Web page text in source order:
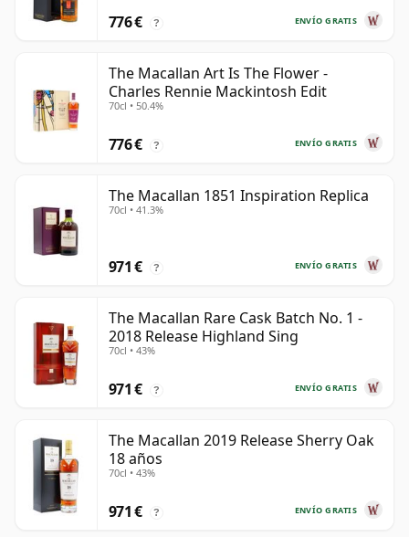
ENVÍO GRATIS
776 € ?
The Macallan Art Is The Flower -
Charles Rennie Mackintosh Edit
70cl • 50.4%
ENVÍO GRATIS
776 € ?
The Macallan 1851 Inspiration Replica
70cl • 41.3%
ENVÍO GRATIS
971 € ?
The Macallan Rare Cask Batch No. 1 -
2018 Release Highland Sing
70cl • 43%
ENVÍO GRATIS
971 € ?
The Macallan 2019 Release Sherry Oak
18 años
70cl • 43%
ENVÍO GRATIS
971 € ?